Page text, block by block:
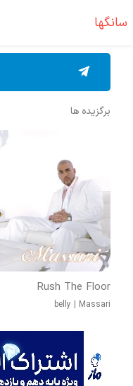
سانگها
برگزیده ها
Rush The Floor
belly | Massari